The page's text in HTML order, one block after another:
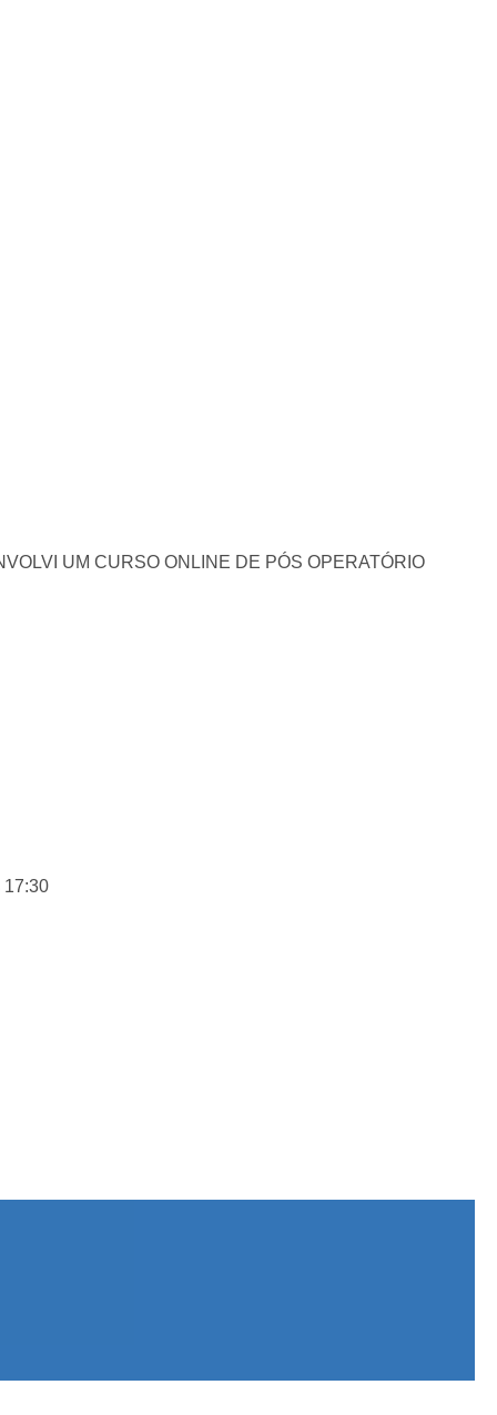
UM CURSO ONLINE DE PÓS OPERATÓRIO
17:30